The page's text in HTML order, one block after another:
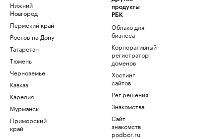
Нижний
Новгород
Пермский край
Ростов-на-Дону
Татарстан
Тюмень
Черноземье
Кавказ
Карелия
Мурманск
Приморский
край
продукты
РБК
Облако для
бизнеса
Корпоративный
регистратор
доменов
Хостинг
сайтов
Рег.решения
Знакомства
Сайт
знакомств
podbor.ru